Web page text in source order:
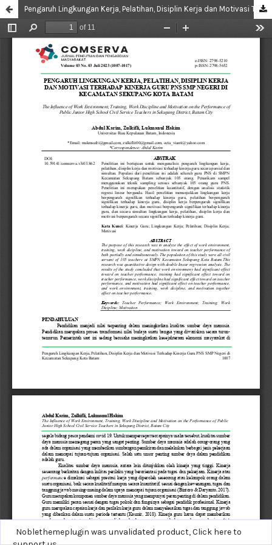
Pengaruh Lingkungan Kerja, Pelatihan, Disiplin Kerja dan Motivasi Terhadap Kinerja Guru PNS SMP Negeri di Kecamatan Sekupang Kota Batam
Noblethemeplugin was unvalidated product,Click here to